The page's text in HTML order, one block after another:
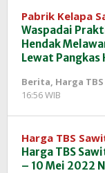
Pabrik Kelapa
Waspadai
Hendak
Lewat Pangkas
Berita, Harga
16:56 WIB
Harga TBS
Harga TBS
– 10 Mei 2022